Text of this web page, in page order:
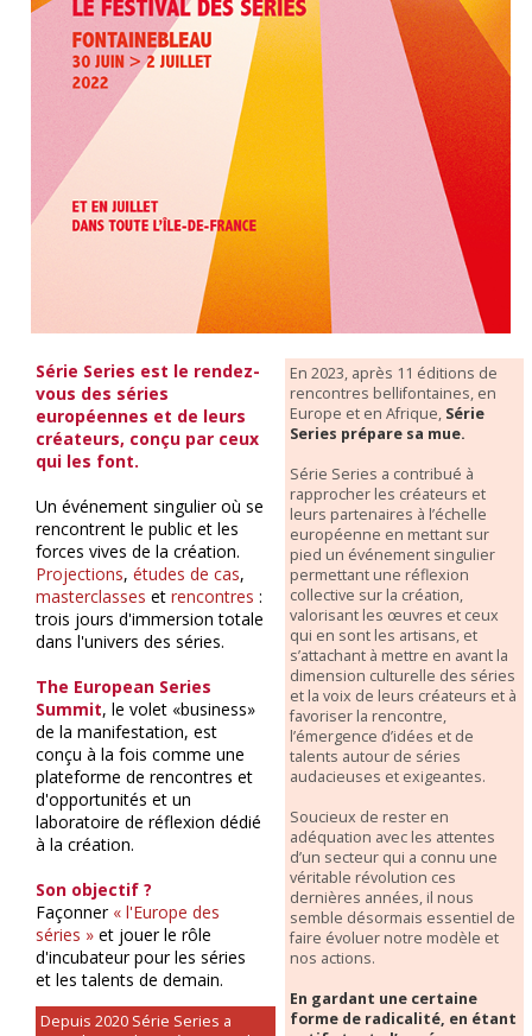
Série Series est le rendez-
vous des séries
européennes et de leurs
créateurs, conçu par ceux
qui les font.
Un événement singulier où se
rencontrent le public et les
forces vives de la création.
Projections,études de cas,
masterclasses etrencontres :
trois jours d'immersion totale
dans l'univers des séries.
The European Series
Summit, le volet «business»
de la manifestation, est
conçu à la fois comme une
plateforme de rencontres et
d'opportunités et un
laboratoire de réflexion dédié
à la création.
Son objectif ?
Façonner « l'Europe des
séries » et jouer le rôle
d'incubateur pour les séries
et les talents de demain.
Depuis 2020 Série Series a
En 2023, après 11 éditions de
rencontres bellifontaines, en
Europe et en Afrique, Série
Series prépare sa mue.
Série Series a contribué à
rapprocher les créateurs et
leurs partenaires à l’échelle
européenne en mettant sur
pied un événement singulier
permettant une réflexion
collective sur la création,
valorisant les œuvres et ceux
qui en sont les artisans, et
s’attachant à mettre en avant la
dimension culturelle des séries
et la voix de leurs créateurs et à
favoriser la rencontre,
l’émergence d’idées et de
talents autour de séries
audacieuses et exigeantes.
Soucieux de rester en
adéquation avec les attentes
d’un secteur qui a connu une
véritable révolution ces
dernières années, il nous
semble désormais essentiel de
faire évoluer notre modèle et
nos actions.
En gardant une certaine
forme de radicalité, en étant